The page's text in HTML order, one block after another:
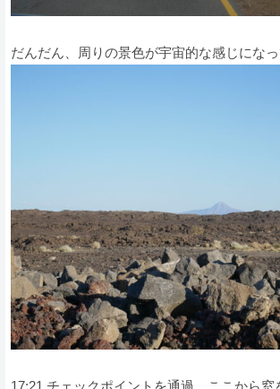
だんだん、周りの景色が宇宙的な感じになっ
17:21 チェックポイントを通過。ここから窓